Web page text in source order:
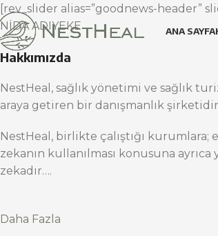
ANA SAYFA
[rev_slider alias=”goodnews-header”
NİDA ADIYEKE
Hakkımızda
NestHeal, sağlık yönetimi ve sağlık
araya getiren bir danışmanlık
NestHeal, birlikte çalıştığı
zekanın kullanılması konusuna
zekadır….
Daha Fazla